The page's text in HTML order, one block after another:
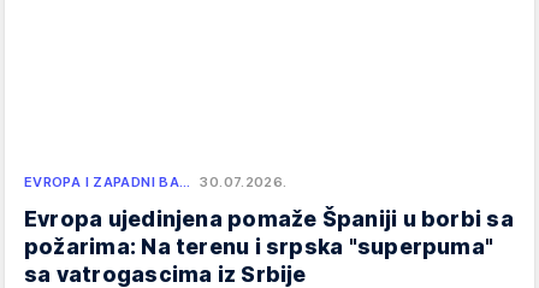
EVROPA I ZAPADNI BA… 30.07.2026.
Evropa ujedinjena pomaže Španiji u borbi sa
požarima: Na terenu i srpska "superpuma"
sa vatrogascima iz Srbije